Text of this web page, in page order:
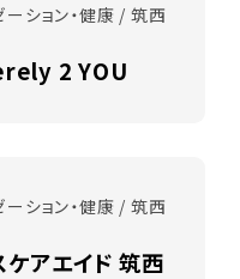
ーション・健康 / 筑西
2 YOU
ーション・健康 / 筑西
ケアエイド 筑西